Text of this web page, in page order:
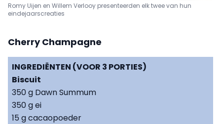
Romy Uijen en Willem Verlooy presenteerden elk twee van hun
eindejaarscreaties
Cherry Champagne
INGREDIËNTEN (VOOR 3 PORTIES)
Biscuit
350 g Dawn Summum
350 g ei
15 g cacaopoeder